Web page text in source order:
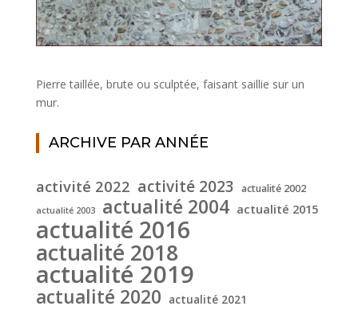
Pierre taillée, brute ou sculptée, faisant saillie sur un
mur.
ARCHIVE PAR ANNÉE
activité 2022 activité 2023 actualité 2002
actualité 2003 actualité 2004 actualité 2015
actualité 2016
actualité 2018
actualité 2019
actualité 2020 actualité 2021